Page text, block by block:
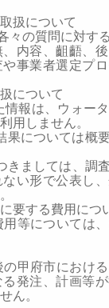
扱について
々の質問に対す
内容、齟齬、
事業者選定プ
について
情報は、ウォー
用しません。
果については概
ましては、調
い形で公表し
要する費用につ
等については
甲府市におけ
発注、計画等
ん。